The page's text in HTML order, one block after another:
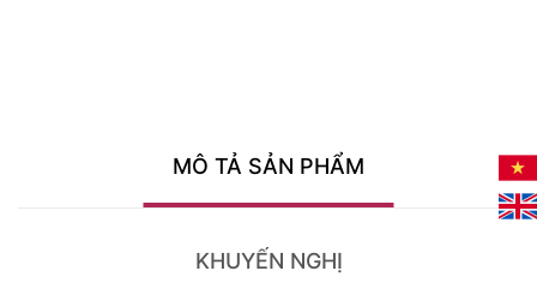
MÔ TẢ SẢN PHẨM
KHUYẾN NGHỊ